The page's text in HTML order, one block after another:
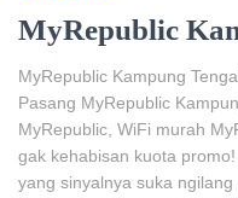
MyRepublic
MyRepublic Kampung
Pasang MyRepublic
MyRepublic, WiFi murah
gak kehabisan kuota
yang sinyalnya suka